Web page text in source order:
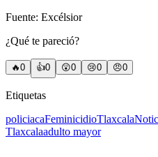
Fuente: Excélsior
¿Qué te pareció?
🔥0 👍0 😲0 😢0 😠0
Etiquetas
policiacaFeminicidioTlaxcala
Tlaxcalaadulto mayor